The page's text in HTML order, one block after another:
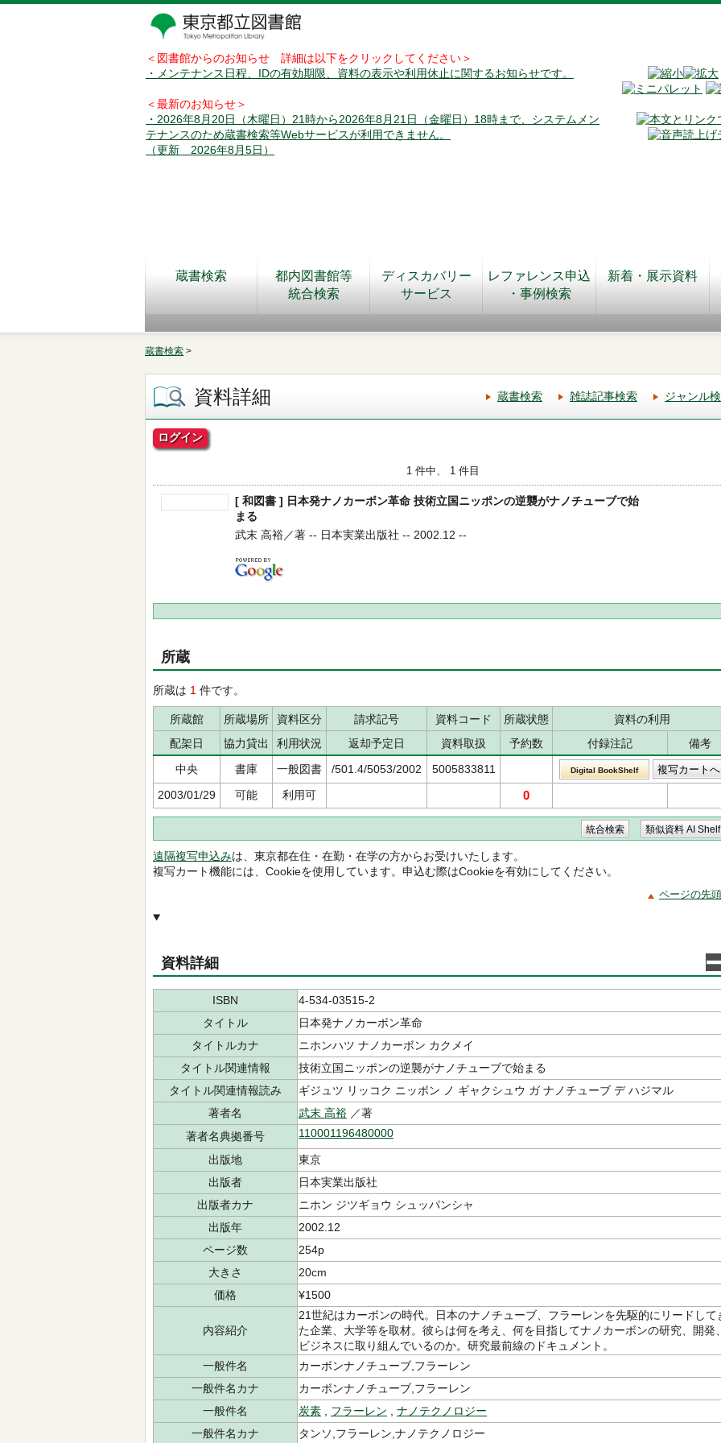
＜図書館からのお知らせ 詳細は以下をクリックしてください＞
・メンテナンス日程、IDの有効期限、資料の表示や利用休止に関するお知らせです。
＜最新のお知らせ＞
・2026年8月20日（木曜日）21時から2026年8月21日（金曜日）18時まで、システムメン
テナンスのため蔵書検索等Webサービスが利用できません。
（更新 2026年8月5日）
蔵書検索
都内図書館等
統合検索
ディスカバリー
サービス
レファレンス申込
・事例検索
新着・展示資料
蔵書検索 >
資料詳細 蔵書検索 雑誌記事検索 ジャンル
ログイン
1 件中、 1 件目
[ 和図書 ] 日本発ナノカーボン革命 技術立国ニッポンの逆襲がナノチューブで始
まる
武末 高裕／著 -- 日本実業出版社 -- 2002.12 --
所蔵
所蔵は 1 件です。
所蔵館 所蔵場所 資料区分 請求記号 資料コード 所蔵状態
資料の利用
配架日
協力貸出 利用状況 返却予定日 資料取扱 予約数 付録注記
備考
中央
書庫 一般図書 /501.4/5053/2002 5005833811 Digital BookShelf
2003/01/29 可能 利用可 0
遠隔複写申込みは、東京都在住・在勤・在学の方からお受けいたします。
複写カート機能には、Cookieを使用しています。申込む際はCookieを有効にしてください。
ページの先
資料詳細
ISBN
4-534-03515-2
タイトル
日本発ナノカーボン革命
タイトルカナ
ニホンハツ ナノカーボン カクメイ
タイトル関連情報
技術立国ニッポンの逆襲がナノチューブで始まる
タイトル関連情報読み
ギジュツ リッコク ニッポン ノ ギャクシュウ ガ ナノチューブ デ ハジマル
著者名
武末 高裕 ／著
著者名典拠番号
110001196480000
出版地
東京
出版者
日本実業出版社
出版者カナ
ニホン ジツギョウ シュッパンシャ
出版年
2002.12
ページ数
254p
大きさ
20cm
価格
¥1500
内容紹介
21世紀はカーボンの時代。日本のナノチューブ、フラーレンを先駆的にリードして
た企業、大学等を取材。彼らは何を考え、何を目指してナノカーボンの研究、開発
ビジネスに取り組んでいるのか。研究最前線のドキュメント。
一般件名
カーボンナノチューブ,フラーレン
一般件名カナ
カーボンナノチューブ,フラーレン
一般件名
炭素 フラーレン
ナノテクノロジー
一般件名カナ
タンソ,フラーレン,ナノテクノロジー